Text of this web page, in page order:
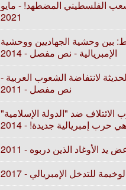
الفلسطيني المضطهد! - مايو
2021
بين وحشية الجهاديين ووحشية
الإمبريالية - نص مفصل - 2014
لانتفاضة الشعوب العربية -
نص مفصل - 2011
ضد "الدولة الإسلامية"
هي حرب إمبريالية جديدة! - 2014
الأوغاد الذين دربوه - 2011
للتدخل الإمبريالي - 2017